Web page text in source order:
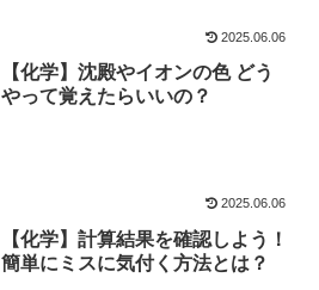
2025.06.06
【化学】沈殿やイオンの色 どう
やって覚えたらいいの？
2025.06.06
【化学】計算結果を確認しよう！
簡単にミスに気付く方法とは？